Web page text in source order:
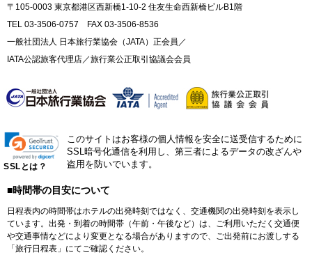
〒105-0003 東京都港区西新橋1-10-2 住友生命西新橋ビルB1階
TEL 03-3506-0757 FAX 03-3506-8536
一般社団法人 日本旅行業協会（JATA）正会員／
IATA公認旅客代理店／旅行業公正取引協議会会員
SSLとは？
このサイトはお客様の個人情報を安全に送受信するために
SSL暗号化通信を利用し、第三者によるデータの改ざんや
盗用を防いでいます。
■時間帯の目安について
日程表内の時間帯はホテルの出発時刻ではなく、交通機関の出発時刻を表示し
ています。出発・到着の時間帯（午前・午後など）は、ご利用いただく交通便
や交通事情などにより変更となる場合がありますので、ご出発前にお渡しする
「旅行日程表」にてご確認ください。